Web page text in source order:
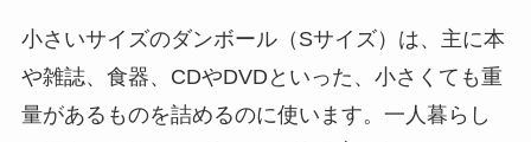
小さいサイズのダンボール（Sサイズ）は、主に本
や雑誌、食器、CDやDVDといった、 小さくても重
量があるものを詰めるのに使います。一人暮らし